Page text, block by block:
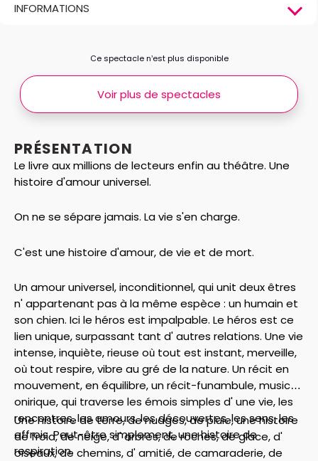
INFORMATIONS
PRÉSENTATION
Le livre aux millions de lecteurs enfin au théâtre. Une
histoire d'amour universel.
On ne se sépare jamais. La vie s'en charge.
C'est une histoire d'amour, de vie et de mort.
Un amour universel, inconditionnel, qui unit deux êtres
n' appartenant pas à la même espèce : un humain et
son chien. Ici le héros est impalpable. Le héros est ce
lien unique, surpassant tant d' autres relations. Une vie
intense, inquiète, rieuse où tout est instant, merveille,
où tout respire, vibre au gré de la nature. Un récit en
mouvement, en équilibre, un récit-funambule, musical,
onirique, qui traverse les émois simples d' une vie, les
rencontres, les amours, les découvertes, les sens, les
effrois. Peut-être simplement, une histoire de
respiration.
Une histoire de terre, de nuages, de pluie, une histoire
de froid, de neige, d' arbres, de roches, de glace, d'
oiseaux, de chemins, d' amitié, de camaraderie, de
Ce spectacle n’est plus disponible
Voir plus de spectacles